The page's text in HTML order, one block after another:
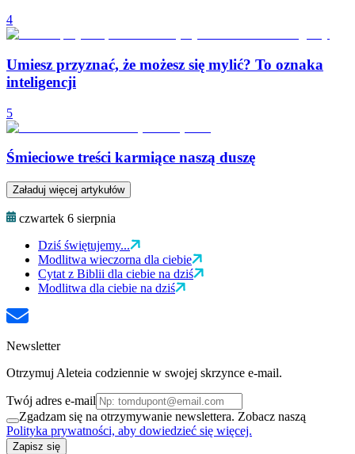
4
Umiesz przyznać, że możesz się mylić? To oznaka
inteligencji
5
Śmieciowe treści karmiące naszą duszę
Załaduj więcej artykułów
czwartek 6 sierpnia
Dziś świętujemy...
Modlitwa wieczorna dla ciebie
Cytat z Biblii dla ciebie na dziś
Modlitwa dla ciebie na dziś
Newsletter
Otrzymuj Aleteia codziennie w swojej skrzynce e-mail.
Twój adres e-mail
Zgadzam się na otrzymywanie newslettera. Zobacz naszą
Polityka prywatności, aby dowiedzieć się więcej.
Zapisz się